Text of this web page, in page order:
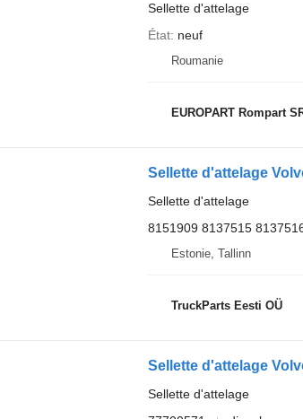
Sellette d'attelage
État neuf
Roumanie
EUROPART Rompart
Sellette d'attelage
8151909 8137515
Estonie, Tallinn
TruckParts Eesti OÜ
Sellette d'attelage